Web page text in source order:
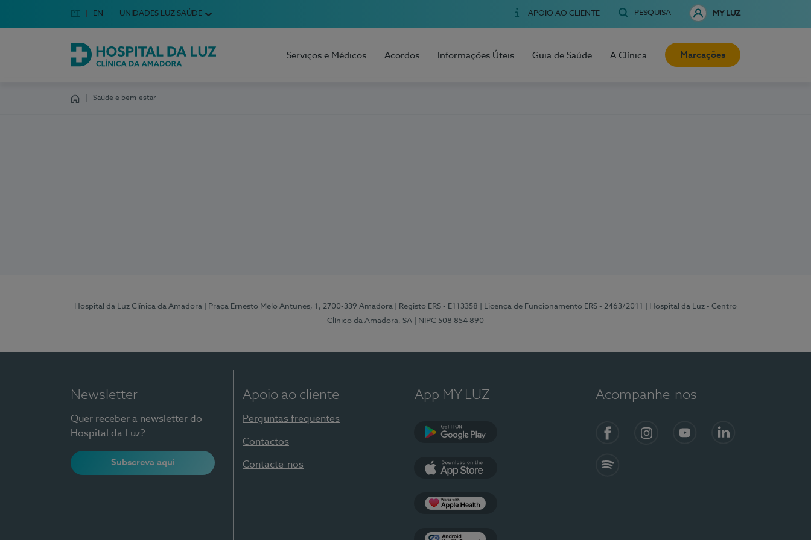
Escolha o seu idioma
Idioma em Português
PT English Language
EN UNIDADES LUZ SAÚDE APOIO AO CLIENTE PESQUISA MY LUZ
Hospital da Luz Clínica da Amadora
Serviços e Médicos Acordos Informações Úteis Guia de Saúde A Clínica Marcações
Saúde e bem-estar
Hospital da Luz Clínica da Amadora | Praça Ernesto Melo Antunes, 1, 2700-339 Amadora | Registo ERS - E113358 | Licença de Funcionamento ERS - 2463/2011
| Hospital da Luz - Centro
Clínico da Amadora, SA
| NIPC 508 854 890
Newsletter
Quer receber a newsletter do
Hospital da Luz?
Subscreva aqui
Apoio ao cliente
Perguntas frequentes
Contactos
Contacte-nos
App MY LUZ Acompanhe-nos